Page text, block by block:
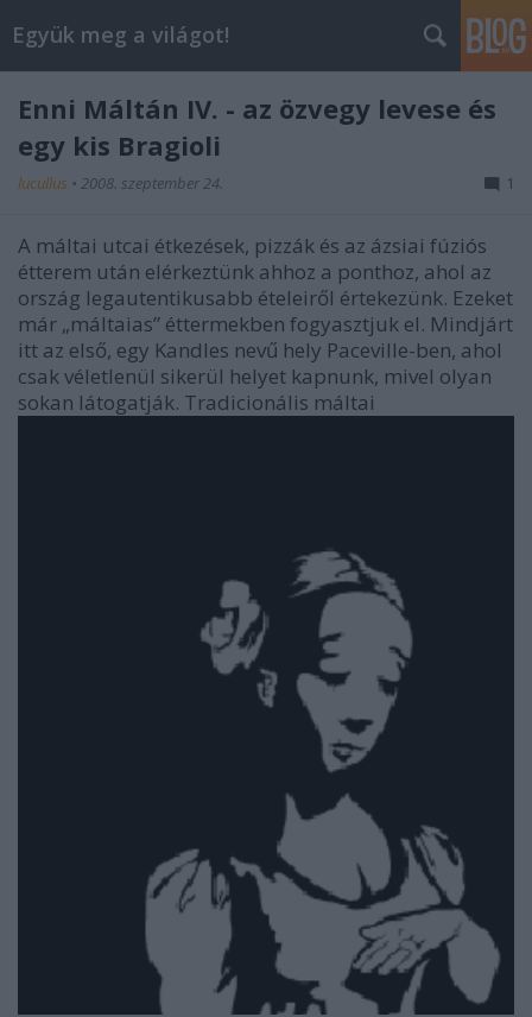
Együk meg a világot!
Enni Máltán IV. - az özvegy levese és
egy kis Bragioli
lucullus • 2008. szeptember 24. 1
A máltai utcai étkezések, pizzák és az ázsiai fúziós
étterem után elérkeztünk ahhoz a ponthoz, ahol az
ország legautentikusabb ételeiről értekezünk. Ezeket
már „máltaias” éttermekben fogyasztjuk el. Mindjárt
itt az első, egy Kandles nevű hely Paceville-ben, ahol
csak véletlenül sikerül helyet kapnunk, mivel olyan
sokan látogatják. Tradicionális máltai